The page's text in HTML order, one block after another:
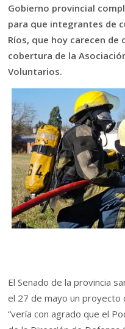
Gobierno provincial
para que integrantes de
Ríos, que hoy carecen de
cobertura de la
Voluntarios.
El Senado de la provincia
el 27 de mayo un proyecto
“vería con agrado que el